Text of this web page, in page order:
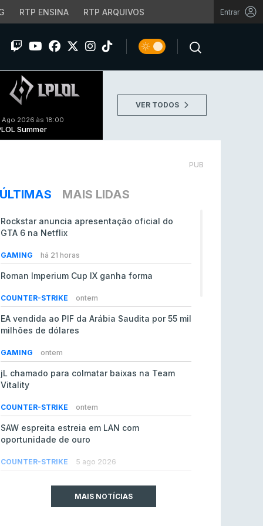
RTP ENSINA RTP ARQUIVOS Entrar
Ago 2026 às 18:00
Summer
VER TODOS
PUB
ÚLTIMAS MAIS LIDAS
Rockstar anuncia apresentação oficial do
GTA 6 na Netflix
GAMING há 21 horas
Roman Imperium Cup IX ganha forma
COUNTER-STRIKE ontem
EA vendida ao PIF da Arábia Saudita por 55 mil
milhões de dólares
GAMING ontem
jL chamado para colmatar baixas na Team
Vitality
COUNTER-STRIKE ontem
SAW espreita estreia em LAN com
oportunidade de ouro
COUNTER-STRIKE 5 ago 2026
do Counter-Strike 2MAIS NOTÍCIAS